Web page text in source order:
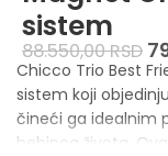
sistem
88.550,00RSD
Chicco Trio Best
sistem koji
čineći ga idealnim
bebinog života.